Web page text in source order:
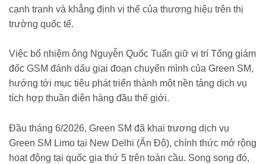
cạnh tranh và khẳng định vị thế của thương hiệu trên thị
trường quốc tế.
Việc bổ nhiệm ông Nguyễn Quốc Tuấn giữ vị trí Tổng giám
đốc GSM đánh dấu giai đoạn chuyển mình của Green SM,
hướng tới mục tiêu phát triển thành một nền tảng dịch vụ
tích hợp thuần điện hàng đầu thế giới.
Đầu tháng 6/2026, Green SM đã khai trương dịch vụ
Green SM Limo tại New Delhi (Ấn Độ), chính thức mở rộng
hoạt động tại quốc gia thứ 5 trên toàn cầu. Song song đó,